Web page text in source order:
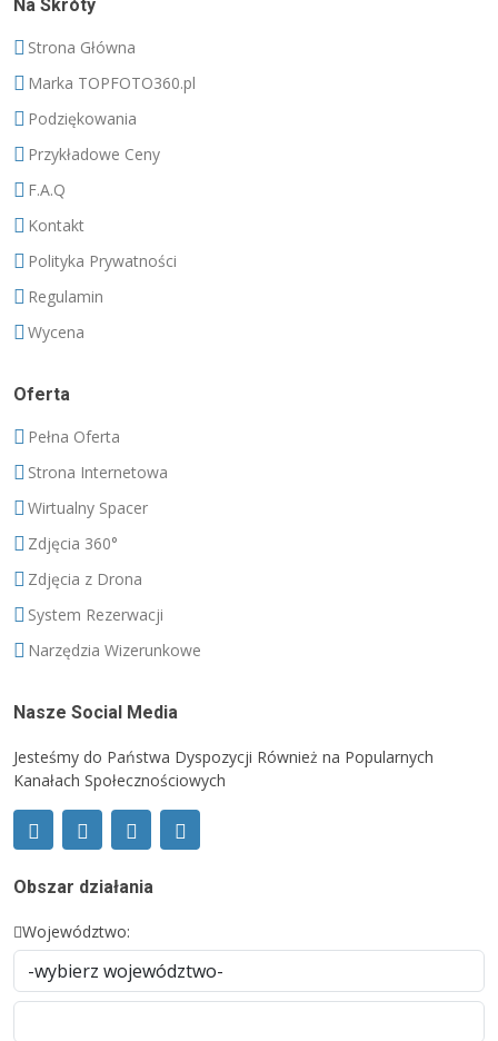
Na Skróty
Strona Główna
Marka TOPFOTO360.pl
Podziękowania
Przykładowe Ceny
F.A.Q
Kontakt
Polityka Prywatności
Regulamin
Wycena
Oferta
Pełna Oferta
Strona Internetowa
Wirtualny Spacer
Zdjęcia 360°
Zdjęcia z Drona
System Rezerwacji
Narzędzia Wizerunkowe
Nasze Social Media
Jesteśmy do Państwa Dyspozycji Również na Popularnych
Kanałach Społecznościowych
Obszar działania
Województwo: